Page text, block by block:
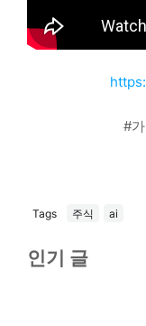
#
Tags 주식 ai
인기 글